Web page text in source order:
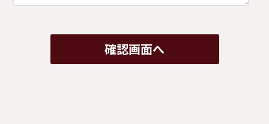
確認画面へ